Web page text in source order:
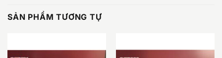
SẢN PHẨM TƯƠNG TỰ